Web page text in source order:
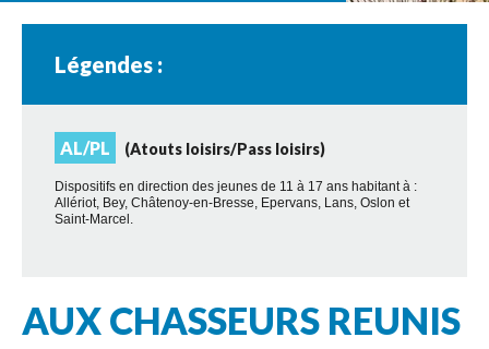
Légendes :
AL/PL (Atouts loisirs/Pass loisirs)
Dispositifs en direction des jeunes de 11 à 17 ans habitant à :
Allériot, Bey, Châtenoy-en-Bresse, Epervans, Lans, Oslon et
Saint-Marcel.
AUX CHASSEURS REUNIS